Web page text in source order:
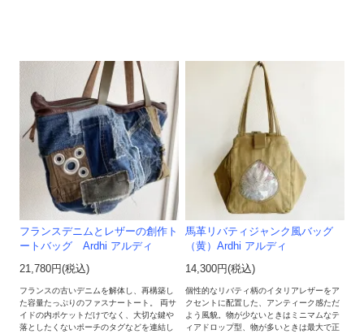
フランスデニムとレザーの創作ト
ートバッグ Ardhi アルディ
21,780円(税込)
フランスの古いデニムを解体し、再構築し
た容量たっぷりのファスナートート。 両サ
イドの内ポケットだけでなく、大切な鍵や
落としたくないポーチのタグなどを連結し
馬革リバティジャンク風バッグ
（黄）Ardhi アルディ
14,300円(税込)
個性的なリバティ柄のイタリアレザーをア
クセントに配置した、アンティーク感ただ
よう風貌。物が少ないときはミニマムなテ
ィアドロップ型、物が多いときは最大で正